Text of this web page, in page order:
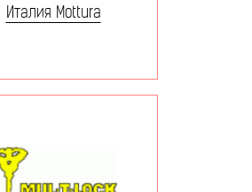
Италия Mottura